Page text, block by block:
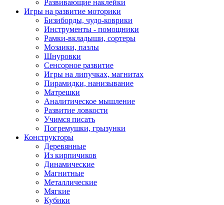
Развивающие наклейки
Игры на развитие моторики
Бизиборды, чудо-коврики
Инструменты - помощники
Рамки-вкладыши, сортеры
Мозаики, пазлы
Шнуровки
Сенсорное развитие
Игры на липучках, магнитах
Пирамидки, нанизывание
Матрешки
Аналитическое мышление
Развитие ловкости
Учимся писать
Погремушки, грызунки
Конструкторы
Деревянные
Из кирпичиков
Динамические
Магнитные
Металлические
Мягкие
Кубики